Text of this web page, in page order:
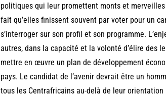
politiques qui leur promettent monts et
fait qu’elles finissent souvent par voter pour un
s’interroger sur son profil et son programme.
autres, dans la capacité et la volonté d’élire des
mettre en œuvre un plan de développement
pays. Le candidat de l’avenir devrait être un
tous les Centrafricains au-delà de leur orientation